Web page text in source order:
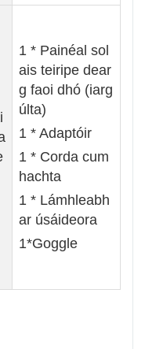
1 * Painéal sol
ais teiripe dear
g faoi dhó (iarg
últa)
1 * Adaptóir
1 * Corda cum
hachta
1 * Lámhleabh
ar úsáideora
1*Goggle